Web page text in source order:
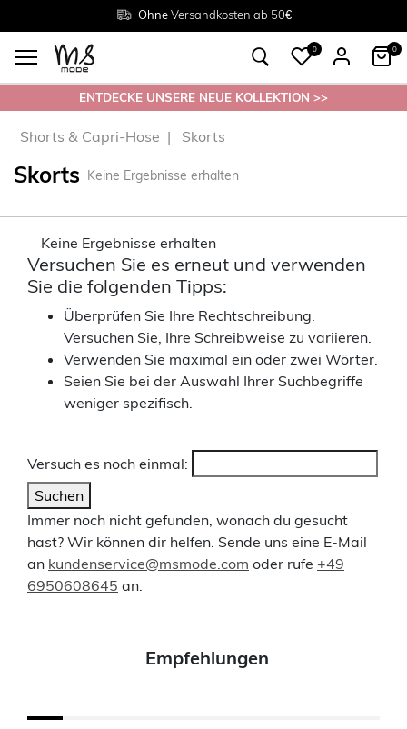
OhneVersandkosten ab 50€
Grösse38 - 54
Rückgabe innerhalb 30 Tagen
0 0
ENTDECKE UNSERE NEUE KOLLEKTION >>
Shorts & Capri-Hose Skorts
Skorts Keine Ergebnisse erhalten
Keine Ergebnisse erhalten
Versuchen Sie es erneut und verwenden
Sie die folgenden Tipps:
Überprüfen Sie Ihre Rechtschreibung.
Versuchen Sie, Ihre Schreibweise zu variieren.
Verwenden Sie maximal ein oder zwei Wörter.
Seien Sie bei der Auswahl Ihrer Suchbegriffe
weniger spezifisch.
Versuch es noch einmal:
Suchen
Immer noch nicht gefunden, wonach du gesucht
hast? Wir können dir helfen. Sende uns eine E-Mail
an kundenservice@msmode.com oder rufe +49
6950608645 an.
Empfehlungen